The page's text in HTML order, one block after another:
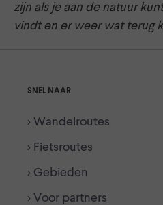
zijn als je aan de natuur
vindt en er weer wat terug
SNEL NAAR
> Wandelroutes
> Fietsroutes
> Gebieden
> Voor partners